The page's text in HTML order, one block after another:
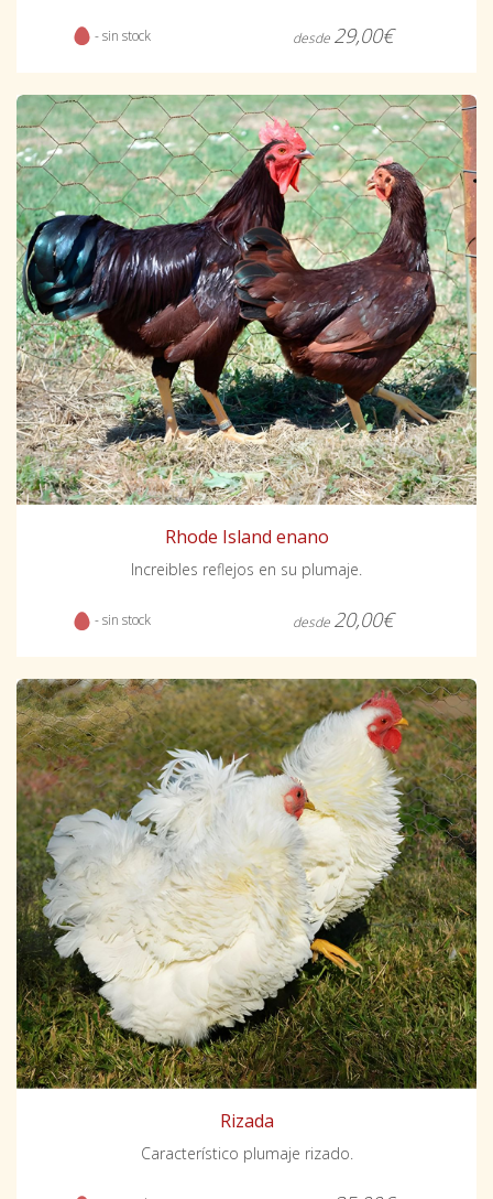
- sin stock desde 29,00€
Rhode Island enano
Increibles reflejos en su plumaje.
- sin stock desde 20,00€
Rizada
Característico plumaje rizado.